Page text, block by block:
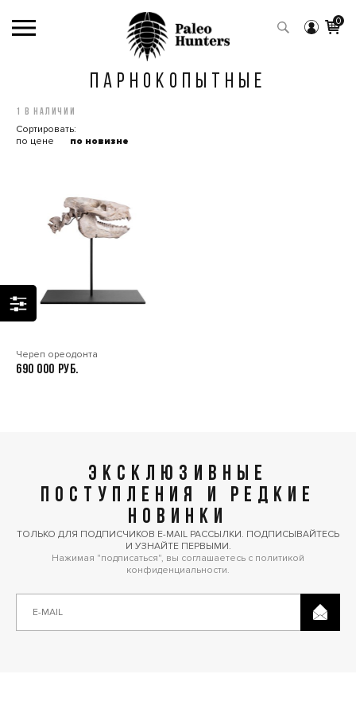
0
ПАРНОКОПЫТНЫЕ
1 в наличии
Сортировать:
по цене
по новизне
Череп ореодонта
690 000
ЭКСКЛЮЗИВНЫЕ
ПОСТУПЛЕНИЯ И РЕДКИЕ
НОВИНКИ
ТОЛЬКО ДЛЯ ПОДПИСЧИКОВ E-MAIL РАССЫЛКИ. ПОДПИСЫВАЙТЕСЬ
И УЗНАЙТЕ ПЕРВЫМИ.
Нажимая "подписаться", вы соглашаетесь с политикой
конфиденциальности.